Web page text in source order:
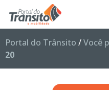
Portal do Trânsito /Você
20